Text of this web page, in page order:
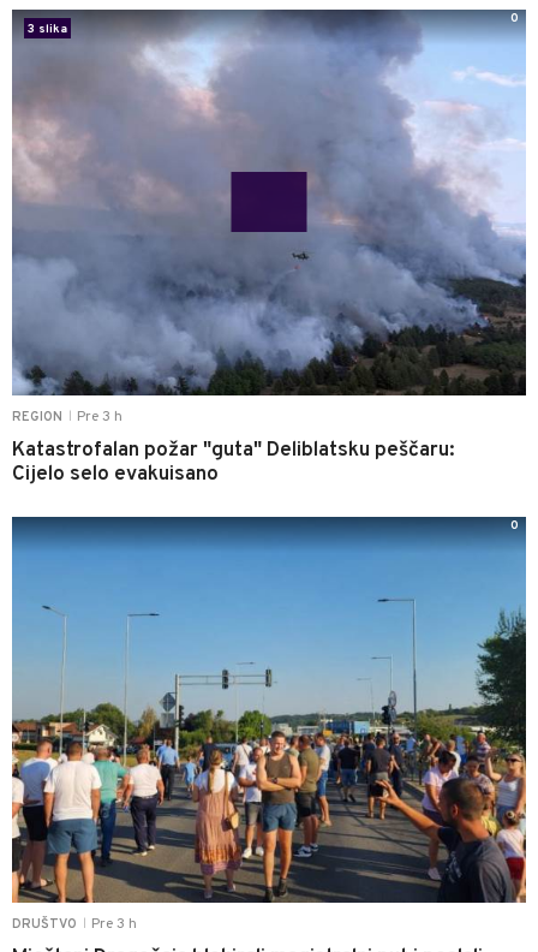
REGION Pre 3 h
Katastrofalan požar "guta" Deliblatsku peščaru:
Cijelo selo evakuisano
3 slika
0
DRUŠTVO Pre 3 h
0